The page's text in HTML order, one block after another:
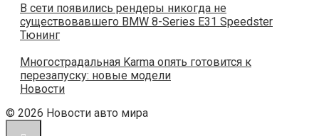
В сети появились рендеры никогда не
существовавшего BMW 8-Series E31 Speedster
Тюнинг
Многострадальная Karma опять готовится к
перезапуску: новые модели
Новости
© 2026 Новости авто мира